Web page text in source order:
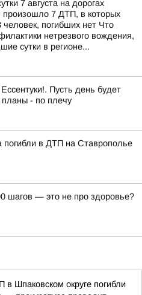
7 августа на дорогах
произошло 7 ДТП, в которых
человек, погибших нет Что
нетрезвого вождения,
сутки в регионе...
Пусть день будет
планы - по плечу
погибли в ДТП на Ставрополье
шагов — это не про здоровье?
Шпаковском округе погибли